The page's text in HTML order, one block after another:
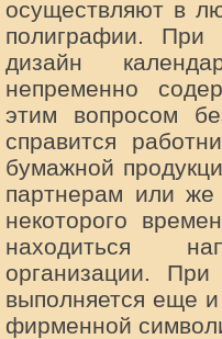
осуществляют в
полиграфии.
дизайн
непременно
этим вопросом
справится
бумажной
партнерам или же
некоторого
находиться
организации.
выполняется еще
фирменной